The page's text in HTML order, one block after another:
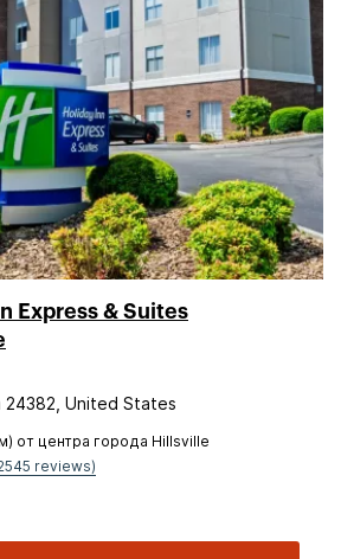
Express & Suites
24382, United States
от центра города Hillsville
reviews)